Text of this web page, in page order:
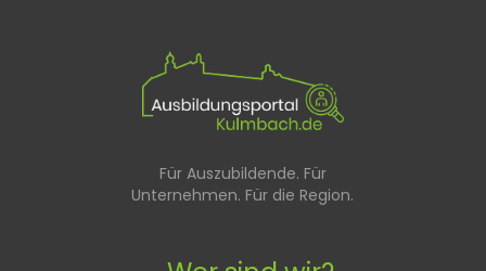
Für Auszubildende. Für
Unternehmen. Für die Region.